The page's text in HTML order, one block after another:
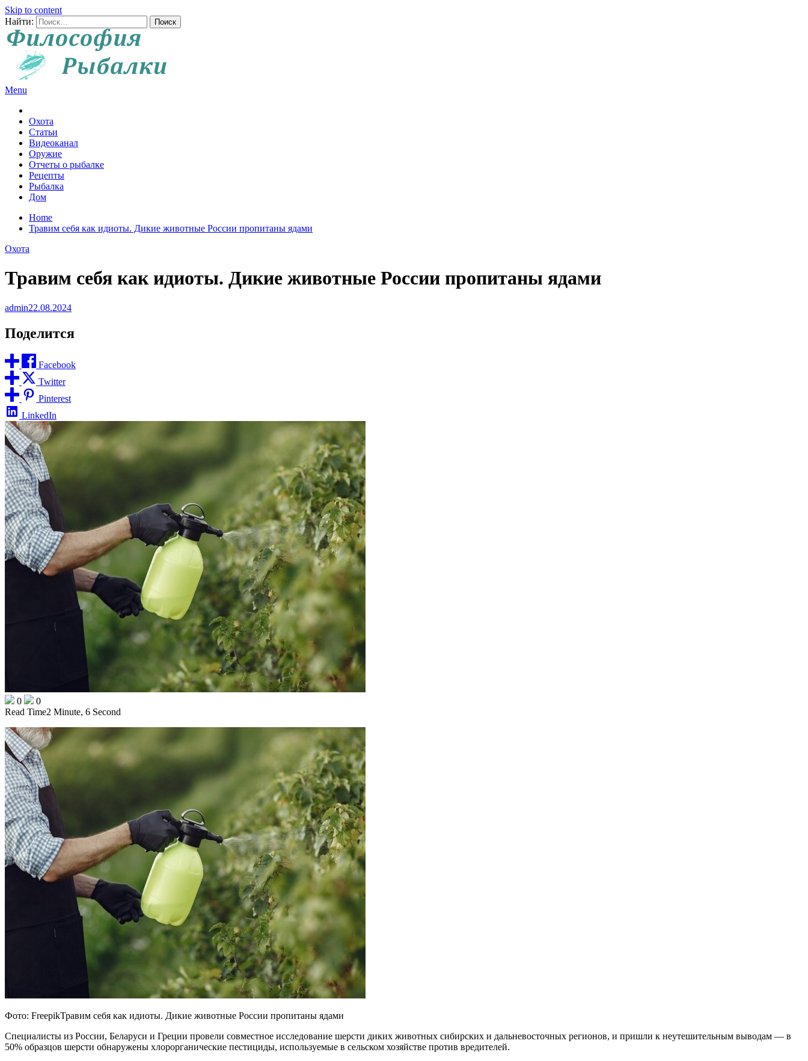
Skip to content
Найти:
Menu
Охота
Статьи
Видеоканал
Оружие
Отчеты о рыбалке
Рецепты
Рыбалка
Дом
Home
Травим себя как идиоты. Дикие животные России пропитаны ядами
Охота
Травим себя как идиоты. Дикие животные России пропитаны ядами
admin22.08.2024
Поделится
Facebook
Twitter
Pinterest
LinkedIn
0
0
Read Time2 Minute, 6 Second
Фото: FreepikТравим себя как идиоты. Дикие животные России пропитаны ядами
Специалисты из России, Беларуси и Греции провели совместное исследование шерсти диких животных сибирских и дальневосточных регионов, и пришли к неутешительным выводам — в
50% образцов шерсти обнаружены хлорорганические пестициды, используемые в сельском хозяйстве против вредителей.